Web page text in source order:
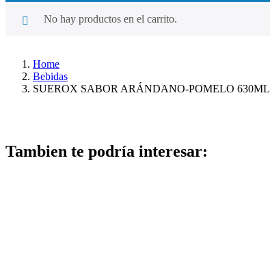
No hay productos en el carrito.
Home
Bebidas
SUEROX SABOR ARÁNDANO-POMELO 630ML
Tambien te podría interesar: